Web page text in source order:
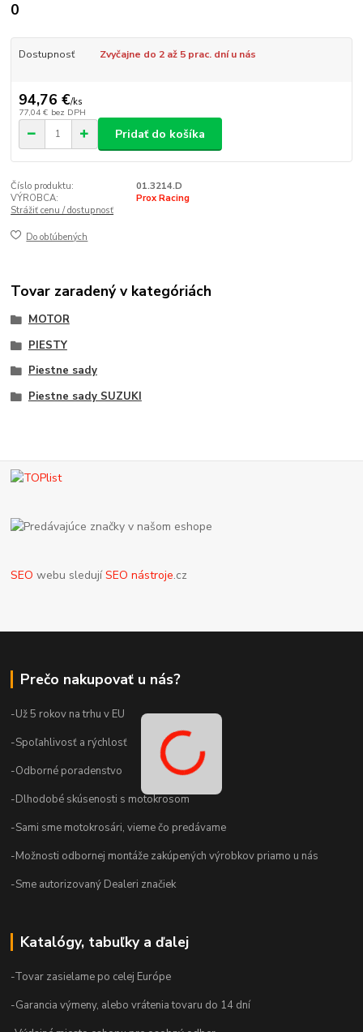
0
Dostupnosť Zvyčajne do 2 až 5 prac. dní u nás
94,76 €/ks
77,04 € bez DPH
Pridať do košíka
Číslo produktu:
01.3214.D
VÝROBCA:
Prox Racing
Strážiť cenu / dostupnosť
Do obľúbených
Tovar zaradený v kategóriách
MOTOR
PIESTY
Piestne sady
Piestne sady SUZUKI
SEO webu sledujíSEO nástroje.cz
Prečo nakupovať u nás?
-Už 5 rokov na trhu v EU
-Spoľahlivosť a rýchlosť
-Odborné poradenstvo
-Dlhodobé skúsenosti s motokrosom
-Sami sme motokrosári, vieme čo predávame
-Možnosti odbornej montáže zakúpených výrobkov priamo u nás
-Sme autorizovaný Dealeri značiek
Katalógy, tabuľky a ďalej
-Tovar zasielame po celej Európe
-Garancia výmeny, alebo vrátenia tovaru do 14 dní